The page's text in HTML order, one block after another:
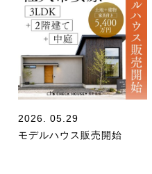
2026. 05.29
モデルハウス販売開始